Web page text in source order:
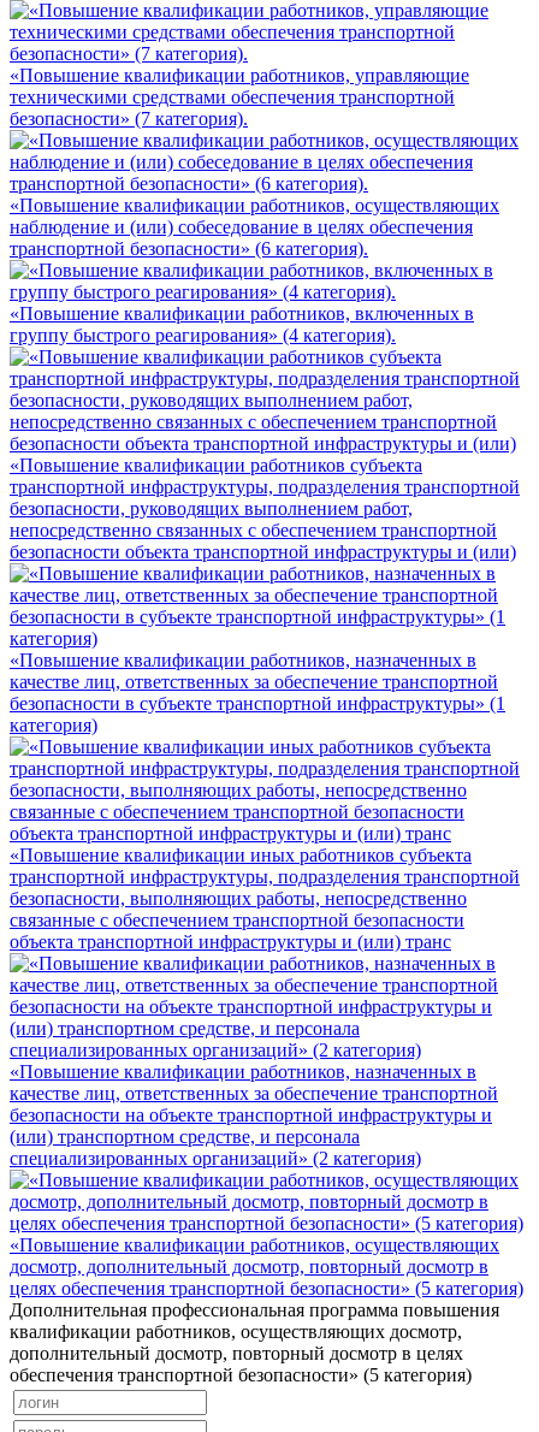
«Повышение квалификации работников, управляющие
техническими средствами обеспечения транспортной
безопасности» (7 категория).
«Повышение квалификации работников, осуществляющих
наблюдение и (или) собеседование в целях обеспечения
транспортной безопасности» (6 категория).
«Повышение квалификации работников, включенных в
группу быстрого реагирования» (4 категория).
«Повышение квалификации работников субъекта
транспортной инфраструктуры, подразделения транспортной
безопасности, руководящих выполнением работ,
непосредственно связанных с обеспечением транспортной
безопасности объекта транспортной инфраструктуры и (или)
«Повышение квалификации работников, назначенных в
качестве лиц, ответственных за обеспечение транспортной
безопасности в субъекте транспортной инфраструктуры» (1
категория)
«Повышение квалификации иных работников субъекта
транспортной инфраструктуры, подразделения транспортной
безопасности, выполняющих работы, непосредственно
связанные с обеспечением транспортной безопасности
объекта транспортной инфраструктуры и (или) транс
«Повышение квалификации работников, назначенных в
качестве лиц, ответственных за обеспечение транспортной
безопасности на объекте транспортной инфраструктуры и
(или) транспортном средстве, и персонала
специализированных организаций» (2 категория)
«Повышение квалификации работников, осуществляющих
досмотр, дополнительный досмотр, повторный досмотр в
целях обеспечения транспортной безопасности» (5 категория)
Дополнительная профессиональная программа повышения
квалификации работников, осуществляющих досмотр,
дополнительный досмотр, повторный досмотр в целях
обеспечения транспортной безопасности» (5 категория)